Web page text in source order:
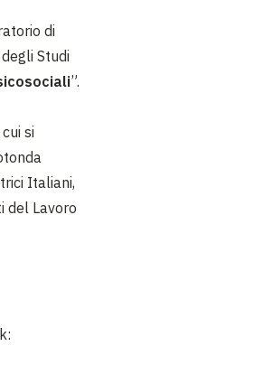
di
Studi
”.
cui si
Italiani,
del Lavoro